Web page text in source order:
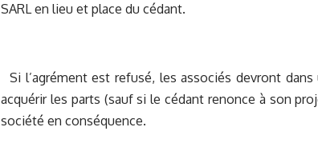
SARL en lieu et place du cédant.
Si l’agrément est refusé, les associés devront
acquérir les parts (sauf si le cédant renonce à son
société en conséquence.